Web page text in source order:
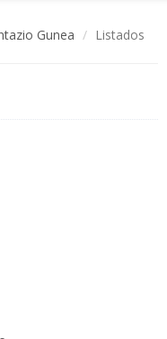
Gunea Listados